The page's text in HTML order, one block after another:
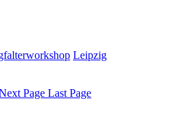
Leipzig
Page Last Page